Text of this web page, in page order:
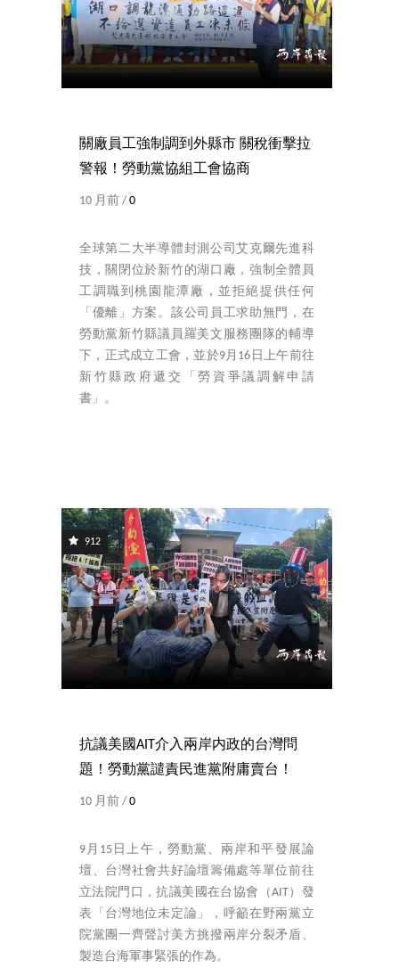
關廠員工強制調到外縣市 關稅衝擊拉
警報！勞動黨協組工會協商
10 月前 / 0
全球第二大半導體封測公司艾克爾先進科
技，關閉位於新竹的湖口廠，強制全體員
工調職到桃園龍潭廠，並拒絕提供任何
「優離」方案。該公司員工求助無門，在
勞動黨新竹縣議員羅美文服務團隊的輔導
下，正式成立工會，並於9月16日上午前往
新竹縣政府遞交「勞資爭議調解申請
書」。
912
抗議美國AIT介入兩岸内政的台灣問
題！勞動黨譴責民進黨附庸賣台！
10 月前 / 0
9月15日上午，勞動黨、兩岸和平發展論
壇、台灣社會共好論壇籌備處等單位前往
立法院門口，抗議美國在台協會（AIT）發
表「台灣地位未定論」，呼籲在野兩黨立
院黨團一齊聲討美方挑撥兩岸分裂矛盾、
製造台海軍事緊張的作為。